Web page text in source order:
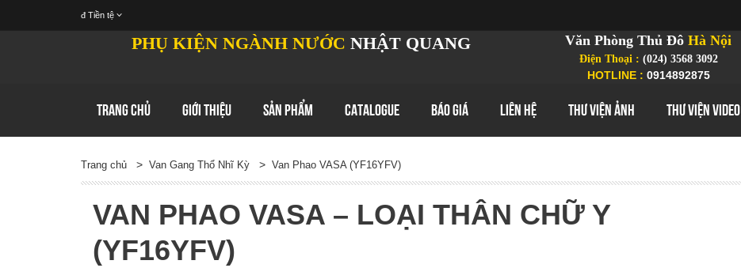
đ Tiền tệ
PHỤ KIỆN NGÀNH NƯỚC NHẬT QUANG Văn Phòng Thủ ĐôHà Nội
Điện Thoại : (024) 3568 3092
HOTLINE : 0914892875
TRANG CHỦ GIỚI THIỆU SẢN PHẨM CATALOGUE BÁO GIÁ LIÊN HỆ THƯ VIỆN ẢNH THƯ VIỆN VIDEO
Trang chủ > Van Gang Thổ Nhĩ Kỳ > Van Phao VASA (YF16YFV)
VAN PHAO VASA – LOẠI THÂN CHỮ Y
(YF16YFV)